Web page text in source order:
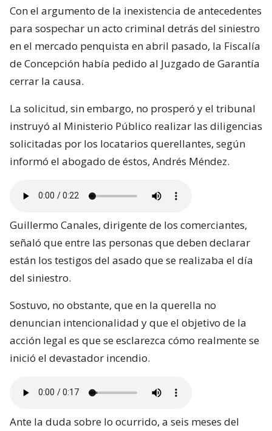
Con el argumento de la inexistencia de antecedentes
para sospechar un acto criminal detrás del siniestro
en el mercado penquista en abril pasado, la Fiscalía
de Concepción había pedido al Juzgado de Garantía
cerrar la causa.
La solicitud, sin embargo, no prosperó y el tribunal
instruyó al Ministerio Público realizar las diligencias
solicitadas por los locatarios querellantes, según
informó el abogado de éstos, Andrés Méndez.
Guillermo Canales, dirigente de los comerciantes,
señaló que entre las personas que deben declarar
están los testigos del asado que se realizaba el día
del siniestro.
Sostuvo, no obstante, que en la querella no
denuncian intencionalidad y que el objetivo de la
acción legal es que se esclarezca cómo realmente se
inició el devastador incendio.
Ante la duda sobre lo ocurrido, a seis meses del